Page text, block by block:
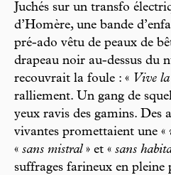
Juchés sur un transfo
d’Homère, une bande
pré-ado vêtu de peaux de
drapeau noir au-dessus du
recouvrait la foule : « Vive
ralliement. Un gang de
yeux ravis des gamins. Des
vivantes promettaient une «
« sans mistral» et « sans
suffrages farineux en